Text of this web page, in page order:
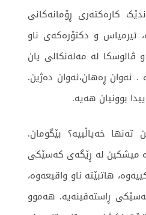
کارەکتەری ڕۆمانەکانی
ئیرمیاس و دکتۆرەکەی ناو
و ڤالوسکا لە مەلەنکالی یان
. ئەوان ڕەهان،ئەوان دەژین.
بوونیان هەیە.
تەنها خەیاڵییە؟ بێگومان.
میشکین لە ڕێگەی کەسێکی
هاتبێتە ناو واقیعەوە،
ڕاستەقینەیە. هەموو